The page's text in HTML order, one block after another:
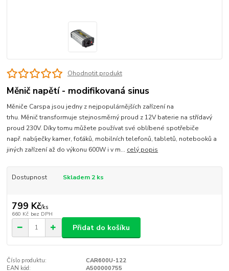
Ohodnotit produkt
Měnič napětí - modifikovaná sinus
Měniče Carspa jsou jedny z nejpopulárnějších zařízení na
trhu. Měnič transformuje stejnosměrný proud z 12V baterie na střídavý
proud 230V. Díky tomu můžete používat své oblíbené spotřebiče
např. nabíječky kamer, foťáků, mobilních telefonů, tabletů, notebooků a
jiných zařízení až do výkonu 600W i v m... celý popis
Dostupnost Skladem 2 ks
799 Kč/ks
660 Kč bez DPH
Přidat do košíku
Číslo produktu:
CAR600U-122
EAN kód:
A500000755